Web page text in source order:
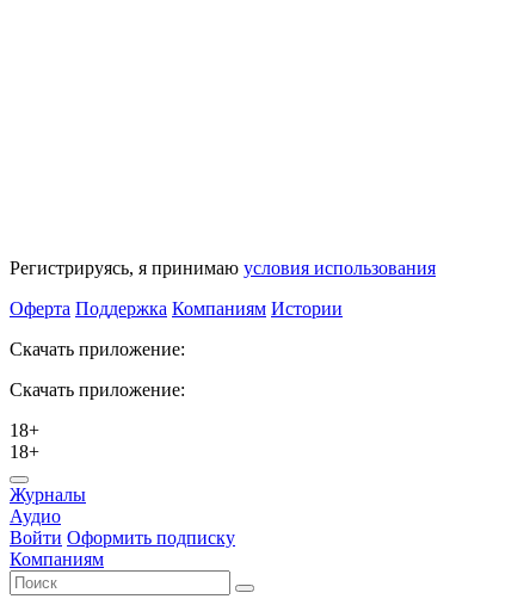
Регистрируясь, я принимаю условия использования
Оферта Поддержка Компаниям Истории
Скачать приложение:
Скачать приложение:
18+
18+
Журналы
Аудио
Войти Оформить подписку
Компаниям